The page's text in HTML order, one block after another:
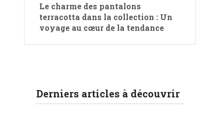
Le charme des pantalons
terracotta dans la collection : Un
voyage au cœur de la tendance
Derniers articles à découvrir